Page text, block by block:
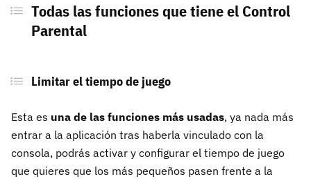
Todas las funciones que tiene el Control
Parental
Limitar el tiempo de juego
Esta es una de las funciones más usadas, ya nada más
entrar a la aplicación tras haberla vinculado con la
consola, podrás activar y configurar el tiempo de juego
que quieres que los más pequeños pasen frente a la